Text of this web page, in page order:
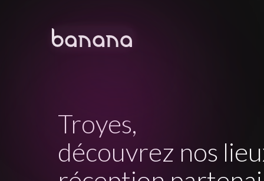
Troyes,
découvrez nos